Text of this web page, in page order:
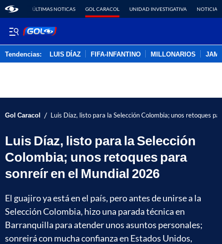
ÚLTIMAS NOTICAS GOL CARACOL UNIDAD INVESTIGATIVA NOTICIAS
Tendencias: LUIS DÍAZ FIFA-INFANTINO MILLONARIOS
Gol Caracol / Luis Díaz, listo para la Selección Colombia; unos retoques
Luis Díaz, listo para la Selección
Colombia; unos retoques para
sonreír en el Mundial 2026
El guajiro ya está en el país, pero antes de unirse a la
Selección Colombia, hizo una parada técnica en
Barranquilla para atender unos asuntos personales;
sonreirá con mucha confianza en Estados Unidos,